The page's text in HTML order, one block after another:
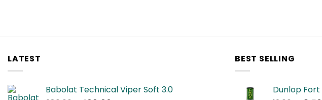
LATEST
Babolat Technical Viper Soft 3.0
BEST SELLING
Dunlop Fort